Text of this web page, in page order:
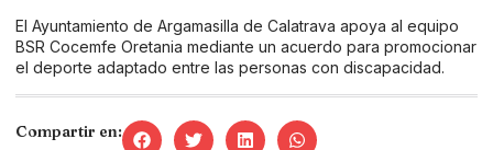
El Ayuntamiento de Argamasilla de Calatrava apoya al equipo
BSR Cocemfe Oretania mediante un acuerdo para promocionar
el deporte adaptado entre las personas con discapacidad.
Compartir en: